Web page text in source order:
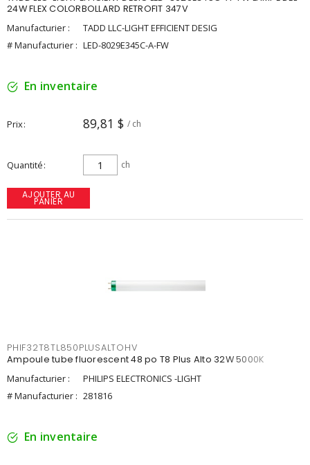
24W FLEX COLORBOLLARD RETROFIT 347V
Manufacturier :
TADD LLC-LIGHT EFFICIENT DESIG
# Manufacturier : LED-8029E345C-A-FW
En inventaire
Prix 89,81 $ / ch
Quantité ch
AJOUTER AU
PANIER
PHIF32T8TL850PLUSALTOHV
Ampoule tube fluorescent 48 po T8 Plus Alto 32W 5000K
Manufacturier :
PHILIPS ELECTRONICS -LIGHT
# Manufacturier : 281816
En inventaire